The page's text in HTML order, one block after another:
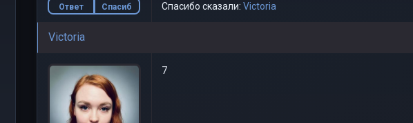
Ответ
Спасиб
Спасибо сказали: Victoria
Victoria
7